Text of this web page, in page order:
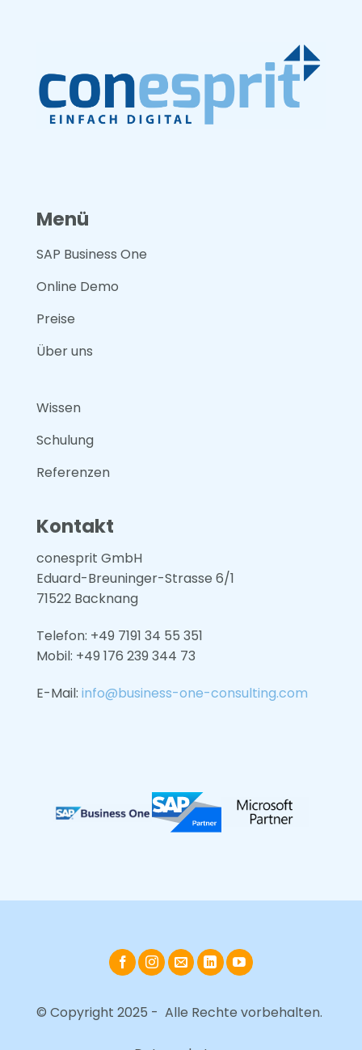
Menü
SAP Business One
Online Demo
Preise
Über uns
Wissen
Schulung
Referenzen
Kontakt
conesprit GmbH
Eduard-Breuninger-Strasse 6/1
71522 Backnang
Telefon: +49 7191 34 55 351
Mobil: +49 176 239 344 73
E-Mail: info@business-one-consulting.com
© Copyright 2025 - Alle Rechte vorbehalten.